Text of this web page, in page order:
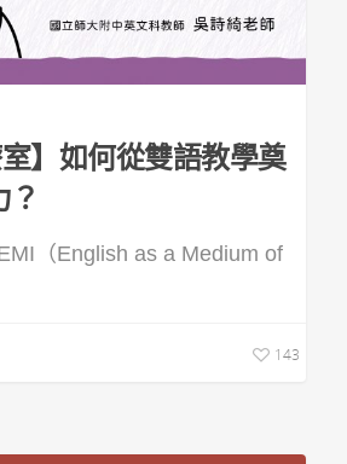
室】如何從雙語教學奠
？
（English as a Medium of
143